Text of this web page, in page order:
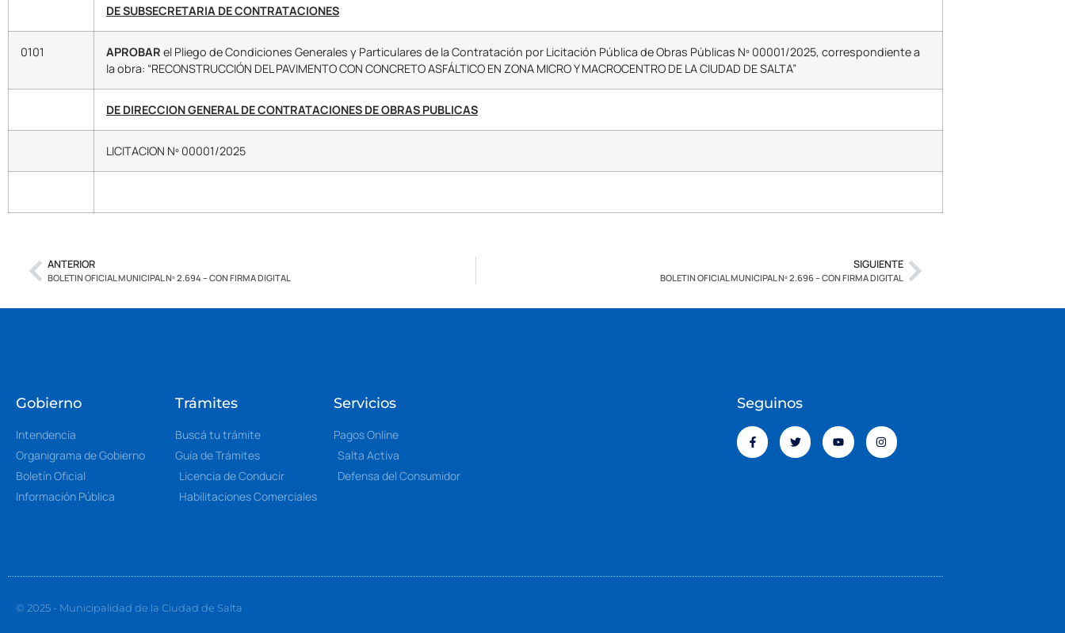
DE SUBSECRETARIA DE CONTRATACIONES
0101 APROBAR el Pliego de Condiciones Generales y Particulares de la Contratación por Licitación Pública de Obras Públicas Nº 00001/2025, correspondiente a
la obra: “RECONSTRUCCIÓN DEL PAVIMENTO CON CONCRETO ASFÁLTICO EN ZONA MICRO Y MACROCENTRO DE LA CIUDAD DE SALTA”
DE DIRECCION GENERAL DE CONTRATACIONES DE OBRAS PUBLICAS
LICITACION Nº 00001/2025
ANTERIOR
BOLETIN OFICIAL MUNICIPAL Nº 2.694 – CON FIRMA DIGITAL
SIGUIENTE
BOLETIN OFICIAL MUNICIPAL Nº 2.696 – CON FIRMA DIGITAL
Gobierno
Intendencia
Organigrama de Gobierno
Boletín Oficial
Información Pública
Trámites
Buscá tu trámite
Guía de Trámites
Licencia de Conducir
Habilitaciones Comerciales
Servicios
Pagos Online
Salta Activa
Defensa del Consumidor
Seguinos
© 2025 - Municipalidad de la Ciudad de Salta